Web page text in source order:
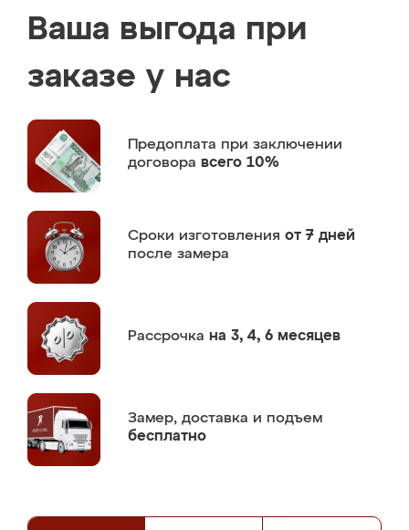
Ваша выгода при
заказе у нас
Предоплата при заключении
договора всего 10%
Сроки изготовления от 7 дней
после замера
Рассрочка на 3, 4, 6 месяцев
Замер, доставка и подъем
бесплатно